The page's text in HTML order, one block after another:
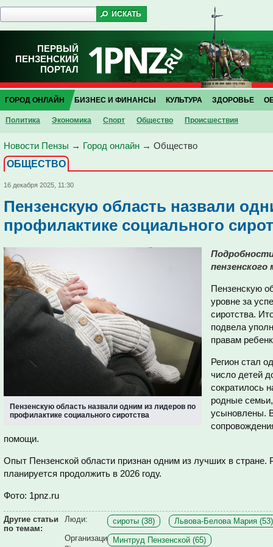
ПЕРВЫЙ
ПЕНЗЕНСКИЙ
ПОРТАЛ
ГОРОД ОНЛАЙН
Политика Экономика Спорт Общество Проиcшествия
БИЗНЕС И ФИНАНСЫ КУЛЬТУРА ЗДОРОВЬЕ
Новости Пензы → Город онлайн → Общество
ОБЩЕСТВО
16 декабря 2025, 11:30
Пензенскую область назвали
профилактике социального
Пензенскую область назвали одним из лидеров по
профилактике социального сиротства
пензенского
Пензенскую
уровне за
сиротства.
подвела
правам
Регион стал
число детей
сократилось
родные
усыновлены.
помощи.
Опыт Пензенской области признан одним из лучших в стране.
планируется продолжить в 2026 году.
Фото: 1pnz.ru
Другие статьи
по темам:
Люди: сироты (38)
Львова-Белова Мария (53)
Организаци
Минтруд Пензенской (65)